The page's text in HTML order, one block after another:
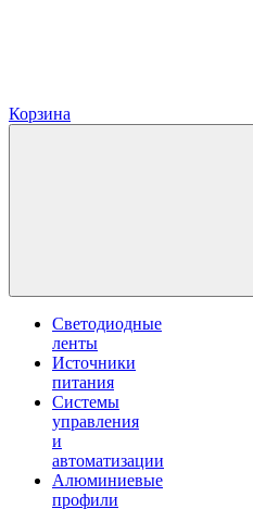
Корзина
Светодиодные
ленты
Источники
питания
Системы
управления
и
автоматизации
Алюминиевые
профили